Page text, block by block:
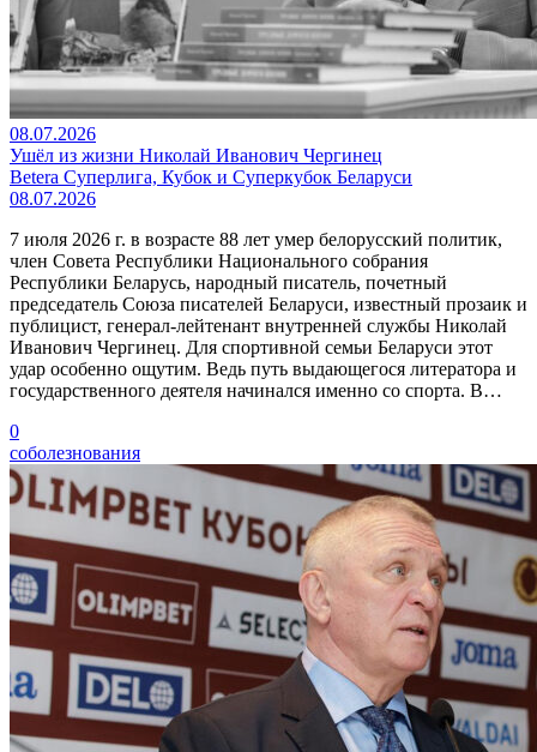
08.07.2026
Ушёл из жизни Николай Иванович Чергинец
Betera Суперлига, Кубок и Суперкубок Беларуси
08.07.2026
7 июля 2026 г. в возрасте 88 лет умер белорусский политик,
член Совета Республики Национального собрания
Республики Беларусь, народный писатель, почетный
председатель Союза писателей Беларуси, известный прозаик и
публицист, генерал-лейтенант внутренней службы Николай
Иванович Чергинец. Для спортивной семьи Беларуси этот
удар особенно ощутим. Ведь путь выдающегося литератора и
государственного деятеля начинался именно со спорта. В…
0
соболезнования